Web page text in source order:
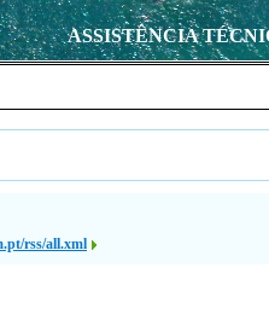
ASSISTÊNCIA
rss/all.xml